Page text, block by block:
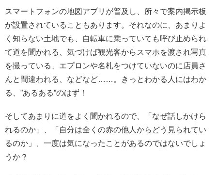
スマートフォンの地図アプリが普及し、所々で案内掲示板
が設置されていることもあります。それなのに、あまりよ
く知らない土地でも、自転車に乗っていても呼び止められ
て道を聞かれる、気づけば観光客からスマホを渡され写真
を撮っている、エプロンや名札をつけていないのに店員さ
んと間違われる、などなど……。きっとわかる人にはわか
る、”あるある”のはず！
そしてあまりに道をよく聞かれるので、「なぜ話しかけら
れるのか」、「自分は全くの赤の他人からどう見られてい
るのか」、一度は気になったことがあるのではないでしょ
うか？